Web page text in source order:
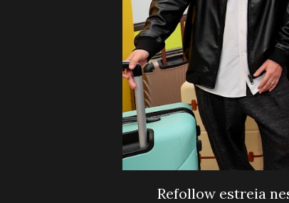
Refollow estreia